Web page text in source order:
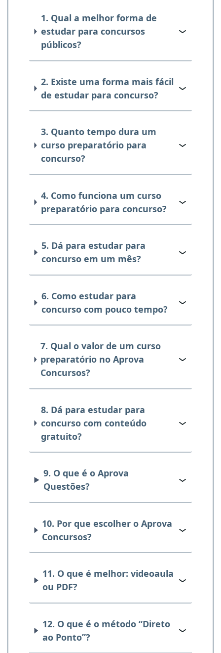
1. Qual a melhor forma de
estudar para concursos
públicos?
2. Existe uma forma mais fácil
de estudar para concurso?
3. Quanto tempo dura um
curso preparatório para
concurso?
4. Como funciona um curso
preparatório para concurso?
5. Dá para estudar para
concurso em um mês?
6. Como estudar para
concurso com pouco tempo?
7. Qual o valor de um curso
preparatório no Aprova
Concursos?
8. Dá para estudar para
concurso com conteúdo
gratuito?
9. O que é o Aprova
Questões?
10. Por que escolher o Aprova
Concursos?
11. O que é melhor: videoaula
ou PDF?
12. O que é o método “Direto
ao Ponto”?